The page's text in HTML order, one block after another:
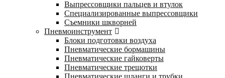
Выпрессовщики пальцев и втулок
Специализированные выпрессовщики
Cъемники шкворней
Пневмоинструмент
Блоки подготовки воздуха
Пневматические бормашины
Пневматические гайковерты
Пневматические трещотки
Пневматические шланги и трубки